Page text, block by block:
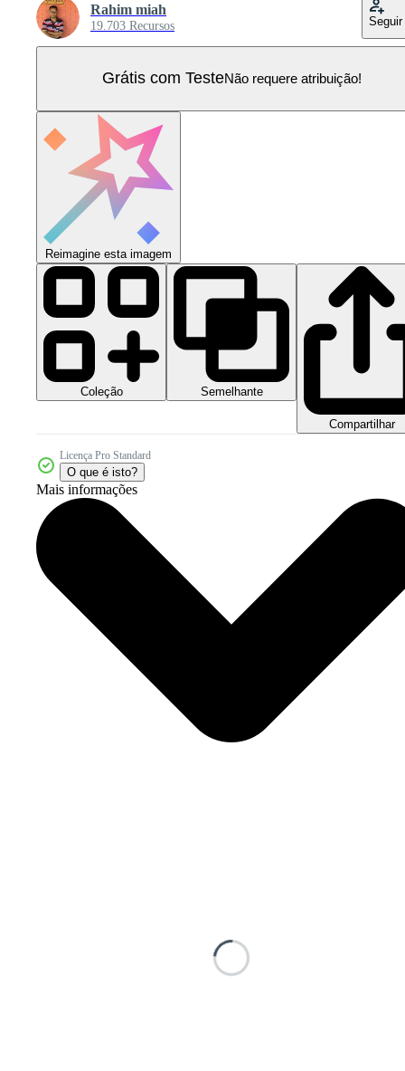
Rahim miah
19.703 Recursos Seguir
Grátis com TesteNão requere atribuição!
Reimagine esta imagem
Coleção Semelhante
Compartilhar
Licença Pro Standard
O que é isto?
Mais informações